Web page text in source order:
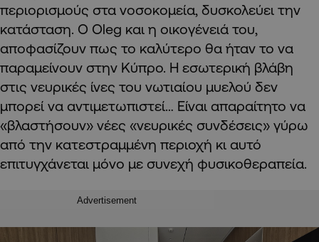
περιορισμούς στα νοσοκομεία, δυσκολεύει την
κατάσταση. Ο Oleg και η οικογένειά του,
αποφασίζουν πως το καλύτερο θα ήταν το να
παραμείνουν στην Κύπρο. Η εσωτερική βλάβη
στις νευρικές ίνες του νωτιαίου μυελού δεν
μπορεί να αντιμετωπιστεί… Είναι απαραίτητο να
«βλαστήσουν» νέες «νευρικές συνδέσεις» γύρω
από την κατεστραμμένη περιοχή κι αυτό
επιτυγχάνεται μόνο με συνεχή φυσικοθεραπεία.
Advertisement